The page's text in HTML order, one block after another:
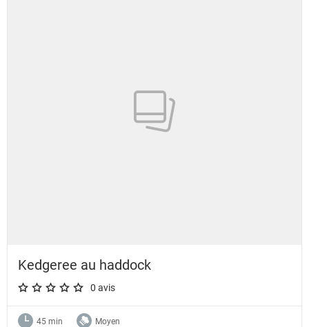
Kedgeree au haddock
A star rating of 0 out of 5.
0 avis
45 min Moyen